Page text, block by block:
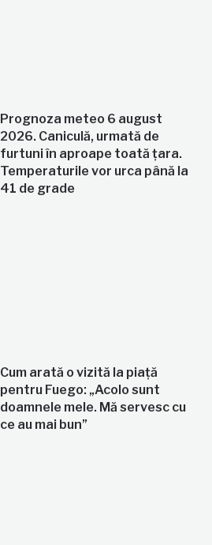
Prognoza meteo 6 august
2026. Caniculă, urmată de
furtuni în aproape toată țara.
Temperaturile vor urca până la
41 de grade
Cum arată o vizită la piață
pentru Fuego: „Acolo sunt
doamnele mele. Mă servesc cu
ce au mai bun”